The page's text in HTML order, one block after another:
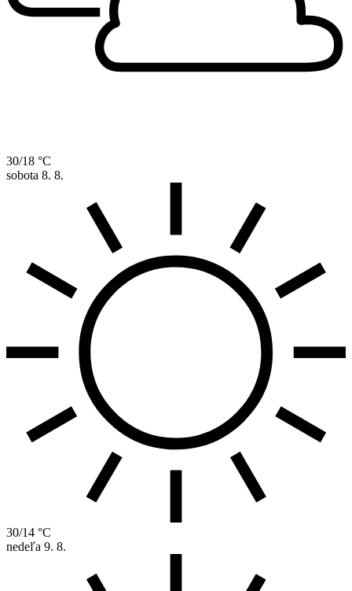
30/18 °C
sobota 8. 8.
30/14 °C
nedeľa 9. 8.